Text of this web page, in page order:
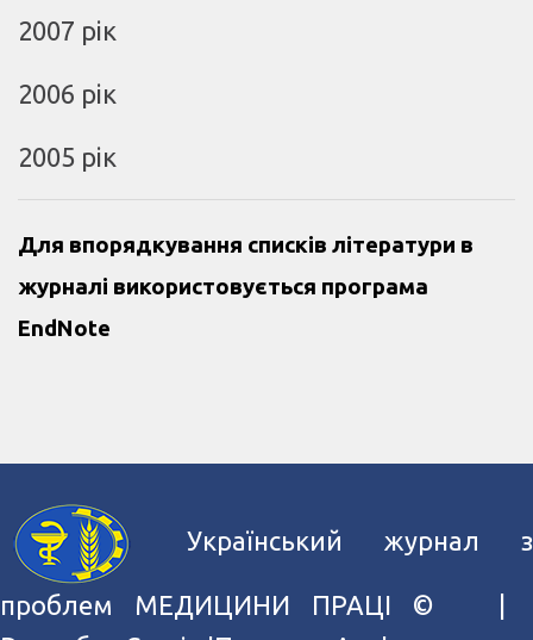
2007 рік
2006 рік
2005 рік
Для впорядкування списків літератури в
журналі використовується програма
EndNote
Український журнал з
проблем МЕДИЦИНИ ПРАЦІ ©